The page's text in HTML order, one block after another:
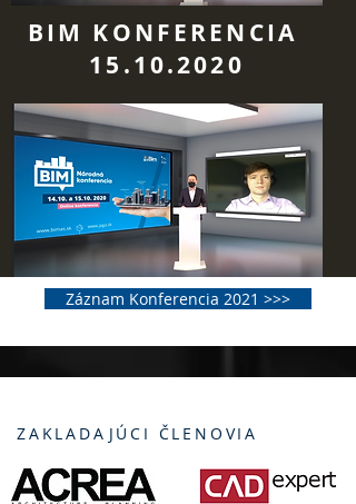
BIM KONFERENCIA
15.10.2020
Záznam Konferencia 2021 >>>
ZAKLADAJÚCI ČLENOVIA